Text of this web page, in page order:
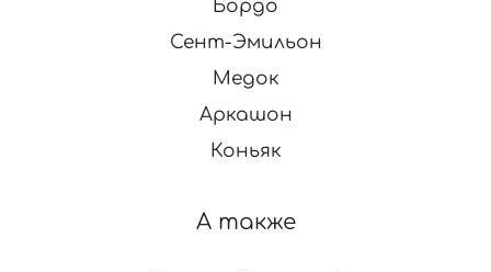
Бордо
Сент-Эмильон
Медок
Аркашон
Коньяк
А также